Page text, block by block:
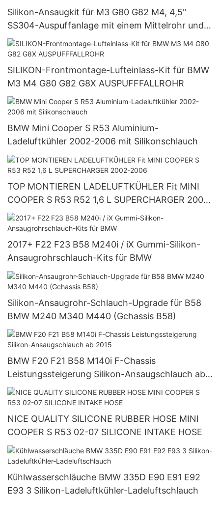
Silikon-Ansaugkit für M3 G80 G82 M4, 4,5"
SS304-Auspuffanlage mit einem Mittelrohr und
verlängerter Strebe
SILIKON-Frontmontage-Lufteinlass-Kit für BMW
M3 M4 G80 G82 G8X AUSPUFFFALLROHR
BMW Mini Cooper S R53 Aluminium-
Ladeluftkühler 2002-2006 mit Silikonschlauch
TOP MONTIEREN LADELUFTKÜHLER Fit MINI
COOPER S R53 R52 1,6 L SUPERCHARGER 2002-
2006
2017+ F22 F23 B58 M240i / iX Gummi-Silikon-
Ansaugrohrschlauch-Kits für BMW
Silikon-Ansaugrohr-Schlauch-Upgrade für B58
BMW M240 M340 M440 (Gchassis B58)
BMW F20 F21 B58 M140i F-Chassis
Leistungssteigerung Silikon-Ansaugschlauch ab
2015
NICE QUALITY SILICONE RUBBER HOSE MINI
COOPER S R53 02-07 SILICONE INTAKE HOSE
Kühlwasserschläuche BMW 335D E90 E91 E92
E93 3 Silikon-Ladeluftkühler-Ladeluftschlauch